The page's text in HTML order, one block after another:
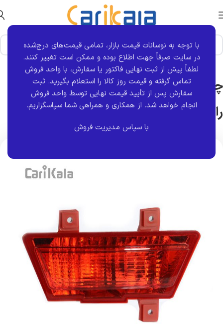
با توجه به نوسانات قیمت بازار، تمامی قیمت‌های درج‌شده
در سایت صرفاً جهت اطلاع بوده و ممکن است تغییر کنند.
لطفاً پیش از ثبت نهایی فاکتور یا سفارش، با واحد فروش
تماس گرفته و قیمت روز کالا را استعلام بگیرید. ثبت
سفارش پس از تأیید قیمت نهایی توسط واحد فروش
انجام خواهد شد. از همکاری و همراهی شما سپاسگزاریم.
با سپاس مدیریت فروش
خانه برند قطعه کروز
چراغ مه شکن تزئینی عقب سمت راست
رانا | کروز